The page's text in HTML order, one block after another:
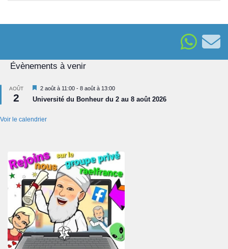
Évènements à venir
AOÛT
2
Mis
en
avant
2 août à 11:00 - 8 août à 13:00
Université du Bonheur du 2 au 8 août 2026
Voir le calendrier